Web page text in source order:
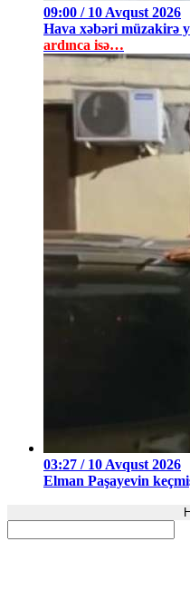
09:00 / 10 Avqust 2026
Hava xəbəri müzakirə
ardınca isə…
03:27 / 10 Avqust 2026
Elman Paşayevin